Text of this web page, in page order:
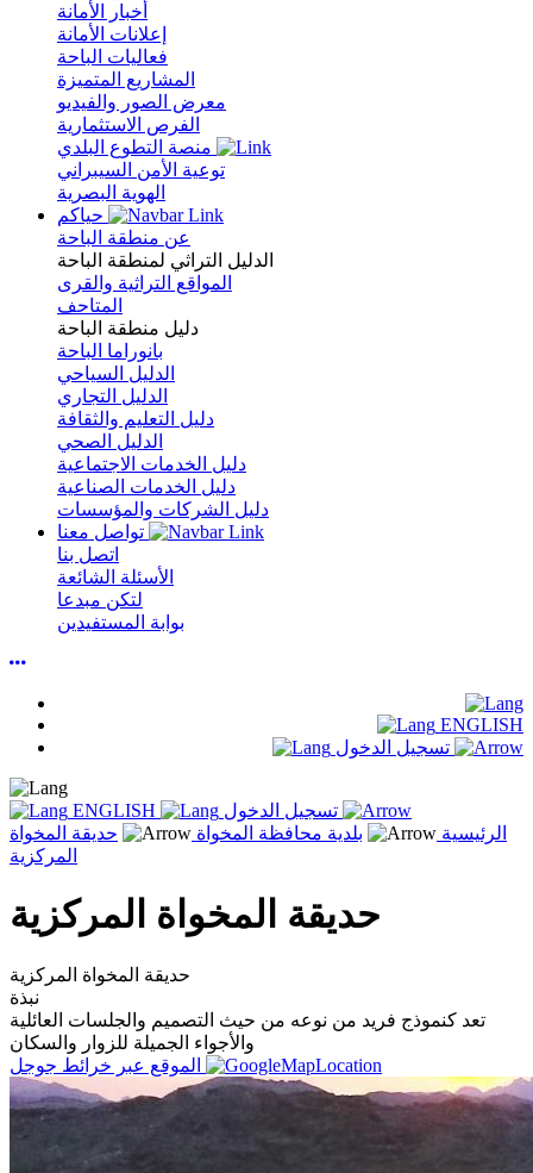
أخبار الأمانة
إعلانات الأمانة
فعاليات الباحة
المشاريع المتميزة
معرض الصور والفيديو
الفرص الاستثمارية
منصة التطوع البلدي
توعية الأمن السيبراني
الهوية البصرية
عن منطقة الباحة
الدليل التراثي لمنطقة الباحة
المواقع التراثية والقرى
المتاحف
دليل منطقة الباحة
بانوراما الباحة
الدليل السياحي
الدليل التجاري
دليل التعليم والثقافة
الدليل الصحي
دليل الخدمات الاجتماعية
دليل الخدمات الصناعية
دليل الشركات والمؤسسات
اتصل بنا
الأسئلة الشائعة
لتكن مبدعا
بوابة المستفيدين
ENGLISH
تسجيل الدخول
ENGLISH
تسجيل الدخول
الرئيسية
بلدية محافظة المخواة
حديقة المخواة
المركزية
حديقة المخواة المركزية
حديقة المخواة المركزية
نبذة
تعد كنموذج فريد من نوعه من حيث التصميم والجلسات العائلية
والأجواء الجميلة للزوار والسكان
الموقع عبر خرائط جوجل